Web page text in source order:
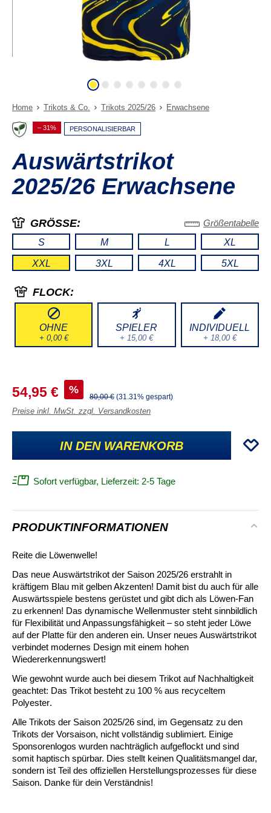
Home Trikots & Co. Trikots 2025/26 Erwachsene
– 31% PERSONALISIERBAR
Auswärtstrikot
2025/26 Erwachsene
GRÖSSE:
Größentabelle
S
M L XL
XXL 3XL 4XL 5XL
FLOCK:
OHNE
+ 0,00 €
SPIELER
+ 15,00 €
INDIVIDUELL
+ 18,00 €
54,95 € %
80,00 € (31.31% gespart)
Preise inkl. MwSt. zzgl. Versandkosten
IN DEN WARENKORB
Sofort verfügbar, Lieferzeit: 2-5 Tage
PRODUKTINFORMATIONEN
Reite die Löwenwelle!
Das neue Auswärtstrikot der Saison 2025/26 erstrahlt in
kräftigem Blau mit gelben Akzenten! Damit bist du auch für alle
Auswärtsspiele bestens gerüstet und gibt dich als Löwen-Fan
zu erkennen! Das dynamische Wellenmuster steht sinnbildlich
für Flexibilität und Anpassungsfähigkeit – so steht jeder Löwe
auf der Platte für den anderen ein. Unser neues Auswärtstrikot
verbindet modernes Design mit einem hohen
Wiedererkennungswert!
Wie gewohnt wurde auch bei diesem Trikot auf Nachhaltigkeit
geachtet: Das Trikot besteht zu 100 % aus recyceltem
Polyester.
Alle Trikots der Saison 2025/26 sind, im Gegensatz zu den
Trikots der Vorsaison, nicht vollständig sublimiert. Einige
Sponsorenlogos wurden nachträglich aufgeflockt und sind
somit haptisch spürbar. Dies stellt keinen Qualitätsmangel dar,
sondern ist Teil des offiziellen Herstellungsprozesses für diese
Saison. Danke für dein Verständnis!